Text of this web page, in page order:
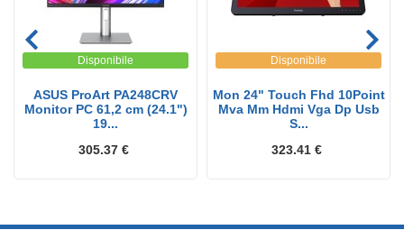
Disponibile
ASUS ProArt PA248CRV
Monitor PC 61,2 cm (24.1")
19...
305.37 €
Disponibile
Mon 24" Touch Fhd 10Point
Mva Mm Hdmi Vga Dp Usb
S...
323.41 €